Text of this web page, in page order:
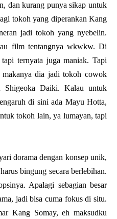
dan kurang punya sikap untuk
tokoh yang diperankan Kang
jadi tokoh yang nyebelin.
film tentangnya wkwkw. Di
ternyata juga maniak. Tapi
dia jadi tokoh cowok
Daiki. Kalau untuk
di sini ada Mayu Hotta,
tokoh lain, ya lumayan, tapi
dorama dengan konsep unik,
bingung secara berlebihan.
Apalagi sebagian besar
jadi bisa cuma fokus di situ.
Kang Somay, eh maksudku